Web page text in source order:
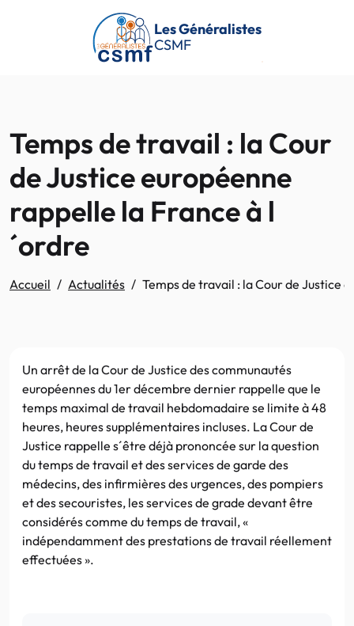
Passer au contenu principal
Les Généralistes
CSMF
Temps de travail : la Cour
de Justice européenne
rappelle la France à l
´ordre
Accueil Actualités Temps de travail : la Cour de Justice
Un arrêt de la Cour de Justice des communautés
européennes du 1er décembre dernier rappelle que le
temps maximal de travail hebdomadaire se limite à 48
heures, heures supplémentaires incluses. La Cour de
Justice rappelle s´être déjà prononcée sur la question
du temps de travail et des services de garde des
médecins, des infirmières des urgences, des pompiers
et des secouristes, les services de grade devant être
considérés comme du temps de travail, «
indépendamment des prestations de travail réellement
effectuées ».